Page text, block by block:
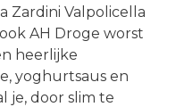
Zardini Valpolicella
AH Droge worst
heerlijke
yoghurtsaus en
je, door slim te